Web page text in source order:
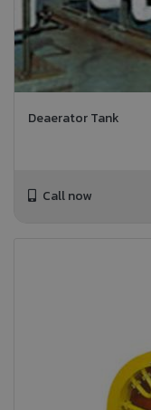
Deaerator Tank
Call now